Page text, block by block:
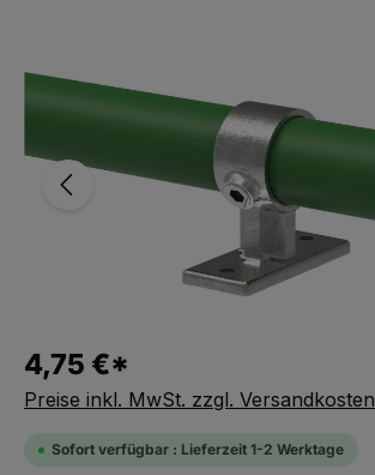
4,75 €*
Preise inkl. MwSt. zzgl. Versandkosten
Sofort verfügbar : Lieferzeit 1-2 Werktage